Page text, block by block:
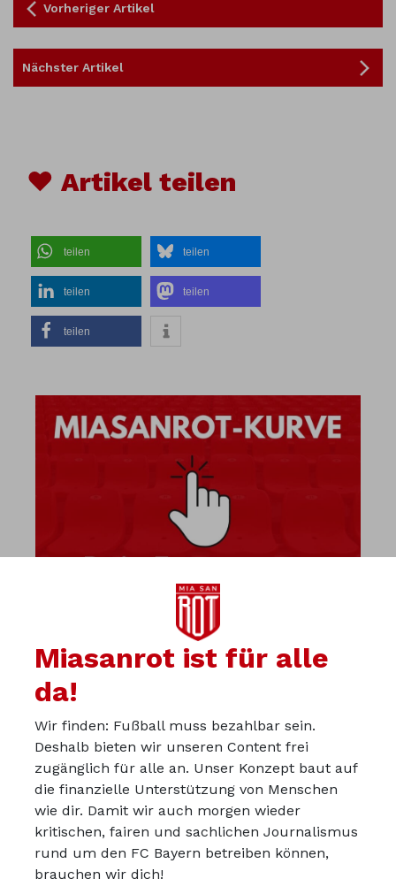
Vorheriger Artikel
Nächster Artikel
♥ Artikel teilen
teilen teilen
teilen teilen
teilen
Diskutiere mit uns in der
Miasanrot-Kurve
kurve.miasanrot.de
Werbepartner werden
Miasanrot ist für alle
da!
Wir finden: Fußball muss bezahlbar sein.
Deshalb bieten wir unseren Content frei
zugänglich für alle an. Unser Konzept baut auf
die finanzielle Unterstützung von Menschen
wie dir. Damit wir auch morgen wieder
kritischen, fairen und sachlichen Journalismus
rund um den FC Bayern betreiben können,
brauchen wir dich!